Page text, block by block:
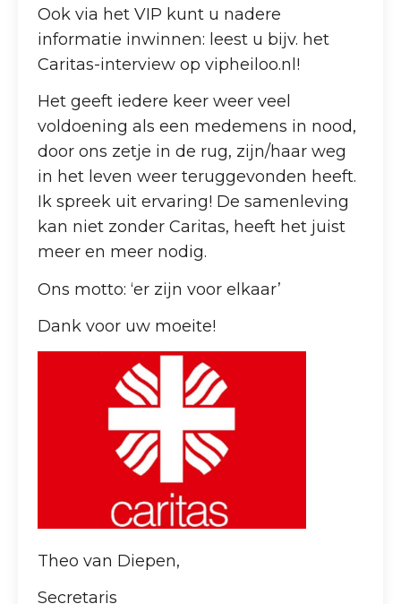
Ook via het VIP kunt u nadere
informatie inwinnen: leest u bijv. het
Caritas-interview op vipheiloo.nl!
Het geeft iedere keer weer veel
voldoening als een medemens in nood,
door ons zetje in de rug, zijn/haar weg
in het leven weer teruggevonden heeft.
Ik spreek uit ervaring! De samenleving
kan niet zonder Caritas, heeft het juist
meer en meer nodig.
Ons motto: ‘er zijn voor elkaar’
Dank voor uw moeite!
Theo van Diepen,
Secretaris